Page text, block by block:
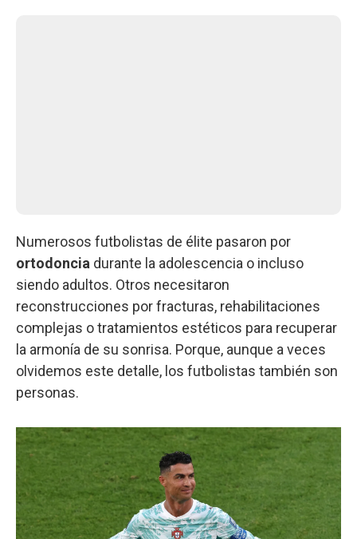
Numerosos futbolistas de élite pasaron por
ortodoncia durante la adolescencia o incluso
siendo adultos. Otros necesitaron
reconstrucciones por fracturas, rehabilitaciones
complejas o tratamientos estéticos para recuperar
la armonía de su sonrisa. Porque, aunque a veces
olvidemos este detalle, los futbolistas también son
personas.